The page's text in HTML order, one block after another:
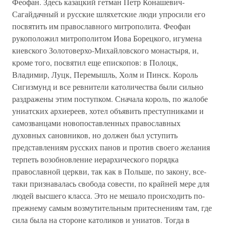
Сагайдачный и русские шляхетские люди упросили его
посвятить им православного митрополита. Феофан
рукоположил митрополитом Иова Борецкого, игумена
киевского Золотоверхо-Михайловского монастыря, и,
кроме того, посвятил еще епископов: в Полоцк,
Владимир, Луцк, Перемышль, Холм и Пинск. Король
Сигизмунд и все ревнители католичества были сильно
раздражены этим поступком. Сначала король, по жалобе
униатских архиереев, хотел объявить преступниками и
самозванцами новопоставленных православных
духовных сановников, но должен был уступить
представлениям русских панов и против своего желания
терпеть возобновление иерархического порядка
православной церкви, так как в Польше, по закону, все-
таки признавалась свобода совести, по крайней мере для
людей высшего класса. Это не мешало происходить по-
прежнему самым возмутительным притеснениям там, где
сила была на стороне католиков и униатов. Тогда в